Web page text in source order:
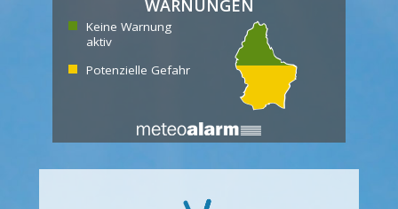
WARNUNGEN
Keine Warnung
aktiv
Potenzielle Gefahr